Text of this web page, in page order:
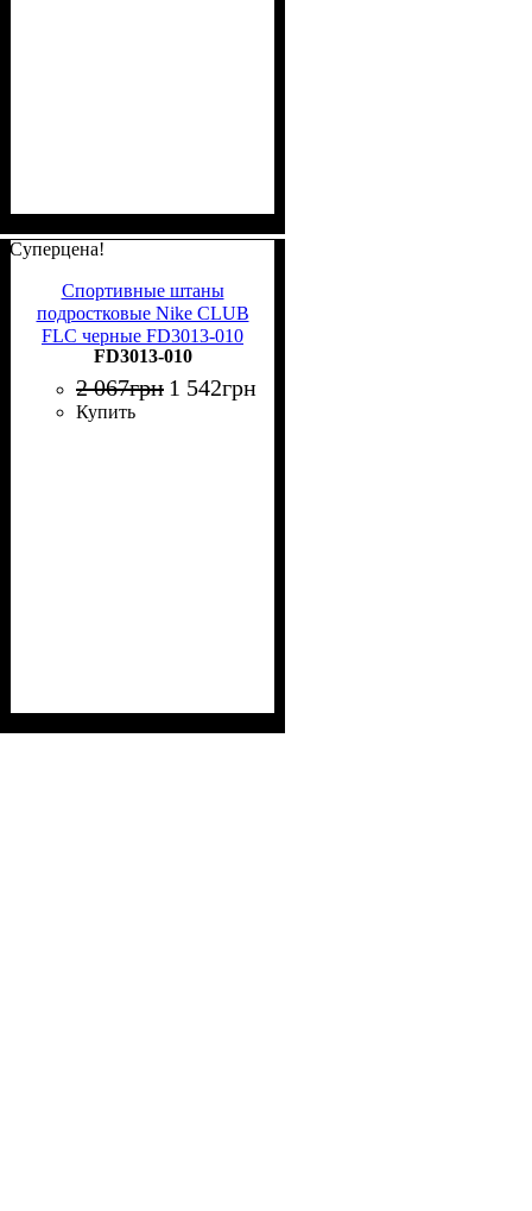
Суперцена!
Спортивные штаны
подростковые Nike CLUB
FLC черные FD3013-010
FD3013-010
2 067грн 1 542грн
Купить